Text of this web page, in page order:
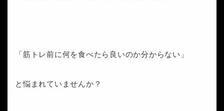
「筋トレ前に何を食べたら良いのか分からない」
と悩まれていませんか？